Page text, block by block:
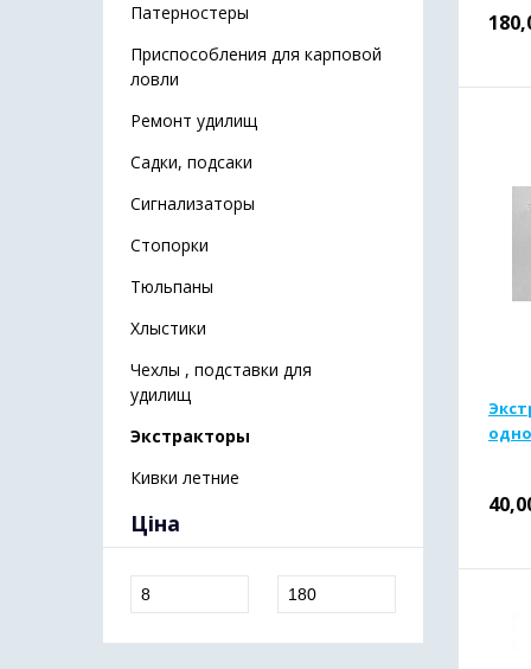
Патерностеры
Приспособления для карповой
ловли
Ремонт удилищ
Садки, подсаки
Сигнализаторы
Стопорки
Тюльпаны
Хлыстики
Чехлы , подставки для
удилищ
Экстракторы
Кивки летние
Ціна